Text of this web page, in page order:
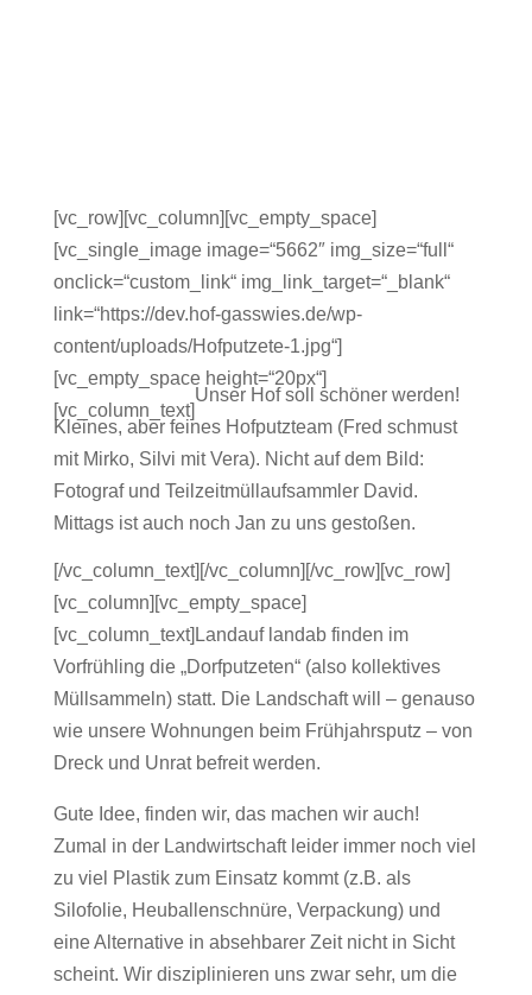
[vc_row][vc_column][vc_empty_space]
[vc_single_image image=“5662″ img_size=“full“
onclick=“custom_link“ img_link_target=“_blank“
link=“https://dev.hof-gasswies.de/wp-
content/uploads/Hofputzete-1.jpg“]
[vc_empty_space height=“20px“]
[vc_column_text]
Unser Hof soll schöner werden!
Kleines, aber feines Hofputzteam (Fred schmust
mit Mirko, Silvi mit Vera). Nicht auf dem Bild:
Fotograf und Teilzeitmüllaufsammler David.
Mittags ist auch noch Jan zu uns gestoßen.
[/vc_column_text][/vc_column][/vc_row][vc_row]
[vc_column][vc_empty_space]
[vc_column_text]Landauf landab finden im
Vorfrühling die „Dorfputzeten“ (also kollektives
Müllsammeln) statt. Die Landschaft will – genauso
wie unsere Wohnungen beim Frühjahrsputz – von
Dreck und Unrat befreit werden.
Gute Idee, finden wir, das machen wir auch!
Zumal in der Landwirtschaft leider immer noch viel
zu viel Plastik zum Einsatz kommt (z.B. als
Silofolie, Heuballenschnüre, Verpackung) und
eine Alternative in absehbarer Zeit nicht in Sicht
scheint. Wir disziplinieren uns zwar sehr, um die